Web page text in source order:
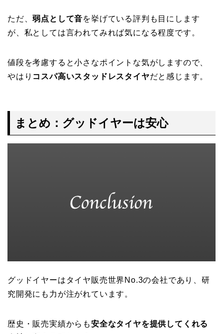
ただ、弱点として音を挙げている評判も目にします
が、私としては言われてみれば気になる程度です。
値段を考慮すると小さなポイントな気がしますので、
やはり コスパ高いスタッドレスタイヤだと感じます。
まとめ：グッドイヤーは安心
グッドイヤーはタイヤ販売世界No.3の会社であり、研
究開発にも力が注がれています。
歴史・販売実績からも安全なタイヤを提供してくれる